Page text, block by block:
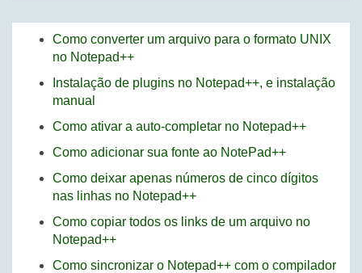
Como converter um arquivo para o formato UNIX
no Notepad++
Instalação de plugins no Notepad++, e instalação
manual
Como ativar a auto-completar no Notepad++
Como adicionar sua fonte ao NotePad++
Como deixar apenas números de cinco dígitos
nas linhas no Notepad++
Como copiar todos os links de um arquivo no
Notepad++
Como sincronizar o Notepad++ com o compilador